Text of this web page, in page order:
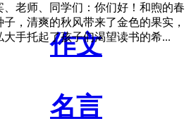
作文
名言
老师、同学们：你们好！和煦的春
，清爽的秋风带来了金色的果实，
手托起了孩子们渴望读书的希...